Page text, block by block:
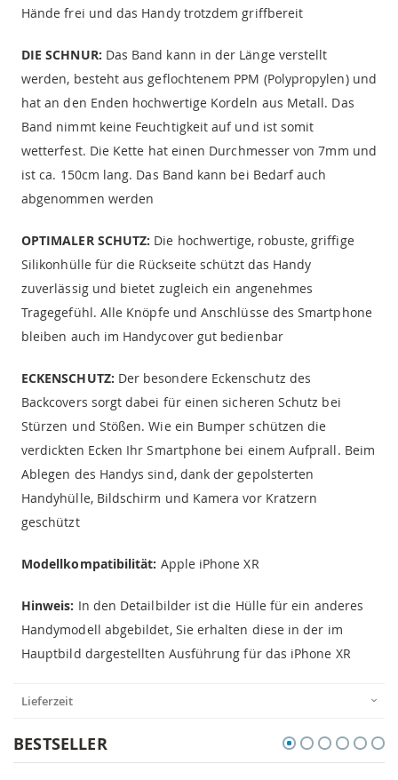
Hände frei und das Handy trotzdem griffbereit
DIE SCHNUR: Das Band kann in der Länge verstellt
werden, besteht aus geflochtenem PPM (Polypropylen) und
hat an den Enden hochwertige Kordeln aus Metall. Das
Band nimmt keine Feuchtigkeit auf und ist somit
wetterfest. Die Kette hat einen Durchmesser von 7mm und
ist ca. 150cm lang. Das Band kann bei Bedarf auch
abgenommen werden
OPTIMALER SCHUTZ: Die hochwertige, robuste, griffige
Silikonhülle für die Rückseite schützt das Handy
zuverlässig und bietet zugleich ein angenehmes
Tragegefühl. Alle Knöpfe und Anschlüsse des Smartphone
bleiben auch im Handycover gut bedienbar
ECKENSCHUTZ: Der besondere Eckenschutz des
Backcovers sorgt dabei für einen sicheren Schutz bei
Stürzen und Stößen. Wie ein Bumper schützen die
verdickten Ecken Ihr Smartphone bei einem Aufprall. Beim
Ablegen des Handys sind, dank der gepolsterten
Handyhülle, Bildschirm und Kamera vor Kratzern
geschützt
Modellkompatibilität: Apple iPhone XR
Hinweis: In den Detailbilder ist die Hülle für ein anderes
Handymodell abgebildet, Sie erhalten diese in der im
Hauptbild dargestellten Ausführung für das iPhone XR
Lieferzeit
BESTSELLER